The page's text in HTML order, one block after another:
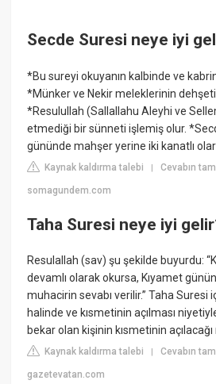
Secde Suresi neye iyi
*Bu sureyi okuyanın kalbinde ve
*Münker ve Nekir meleklerinin
*Resulullah (Sallallahu Aleyhi ve
etmediği bir sünneti işlemiş olur.
gününde mahşer yerine iki kanatlı
Kaynak kaldırma talebi |Cevabın
somagundem.com
Taha Suresi neye iyi
Resulallah (sav) şu şekilde buyurdu:
devamlı olarak okursa, Kıyamet
muhacirin sevabı verilir.” Taha Suresi
halinde ve kısmetinin açılması
bekar olan kişinin kısmetinin
Kaynak kaldırma talebi |Cevabın
gazetevatan.com